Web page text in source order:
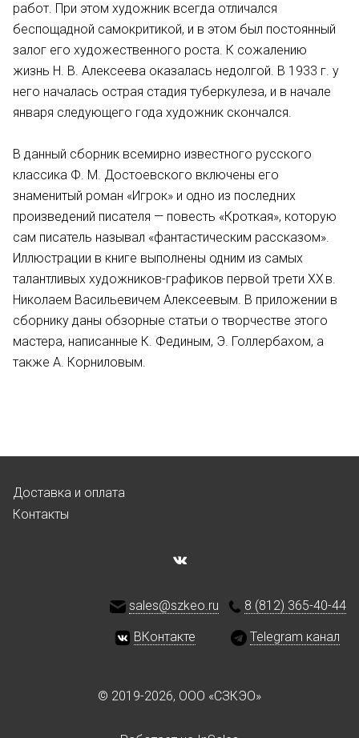
работ. При этом художник всегда отличался
беспощадной самокритикой, и в этом был постоянный
залог его художественного роста. К сожалению
жизнь Н. В. Алексеева оказалась недолгой. В 1933 г. у
него началась острая стадия туберкулеза, и в начале
января следующего года художник скончался.
В данный сборник всемирно известного русского
классика Ф. М. Достоевского включены его
знаменитый роман «Игрок» и одно из последних
произведений писателя — повесть «Кроткая», которую
сам писатель называл «фантастическим рассказом».
Иллюстрации в книге выполнены одним из самых
талантливых художников-графиков первой трети XX в.
Николаем Васильевичем Алексеевым. В приложении в
сборнику даны обзорные статьи о творчестве этого
мастера, написанные К. Фединым, Э. Голлербахом, а
также А. Корниловым.
Доставка и оплата
Контакты
sales@szkeo.ru 8 (812) 365-40-44
ВКонтакте Telegram канал
© 2019-2026, ООО «СЗКЭО»